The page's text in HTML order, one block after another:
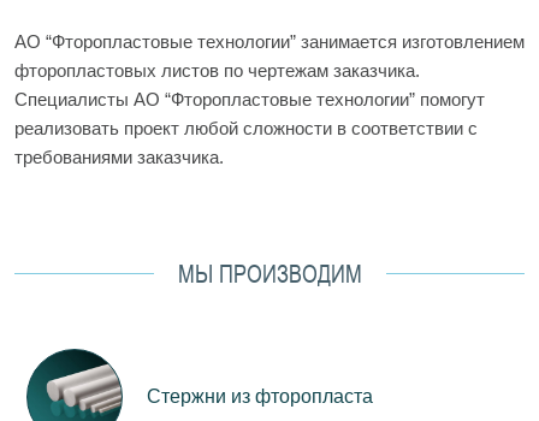
АО “Фторопластовые технологии” занимается изготовлением
фторопластовых листов по чертежам заказчика.
Специалисты АО “Фторопластовые технологии” помогут
реализовать проект любой сложности в соответствии с
требованиями заказчика.
МЫ ПРОИЗВОДИМ
Стержни из фторопласта